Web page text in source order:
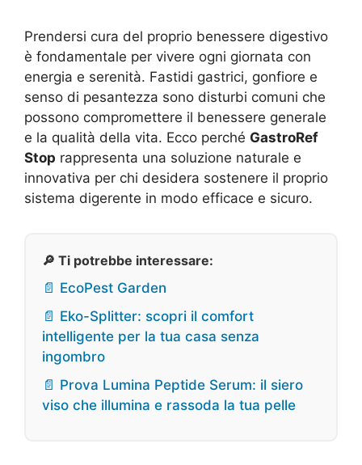
Prendersi cura del proprio benessere digestivo
è fondamentale per vivere ogni giornata con
energia e serenità. Fastidi gastrici, gonfiore e
senso di pesantezza sono disturbi comuni che
possono compromettere il benessere generale
e la qualità della vita. Ecco perché GastroRef
Stop rappresenta una soluzione naturale e
innovativa per chi desidera sostenere il proprio
sistema digerente in modo efficace e sicuro.
🔎 Ti potrebbe interessare:
📄 EcoPest Garden
📄 Eko-Splitter: scopri il comfort
intelligente per la tua casa senza
ingombro
📄 Prova Lumina Peptide Serum: il siero
viso che illumina e rassoda la tua pelle